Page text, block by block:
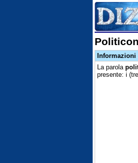
Informazioni
La parola
presente: i